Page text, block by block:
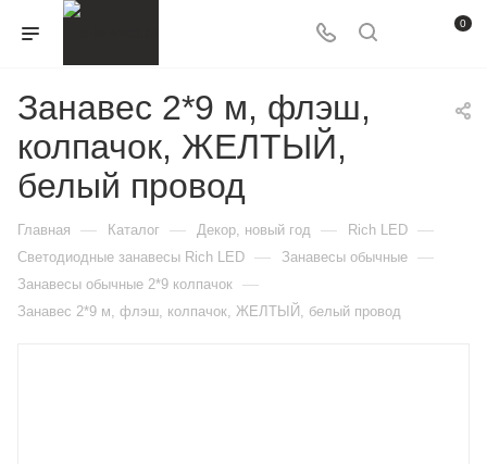
0
Занавес 2*9 м, флэш,
колпачок, ЖЕЛТЫЙ,
белый провод
Главная — Каталог — Декор, новый год — Rich LED —
Светодиодные занавесы Rich LED — Занавесы обычные —
Занавесы обычные 2*9 колпачок —
Занавес 2*9 м, флэш, колпачок, ЖЕЛТЫЙ, белый провод